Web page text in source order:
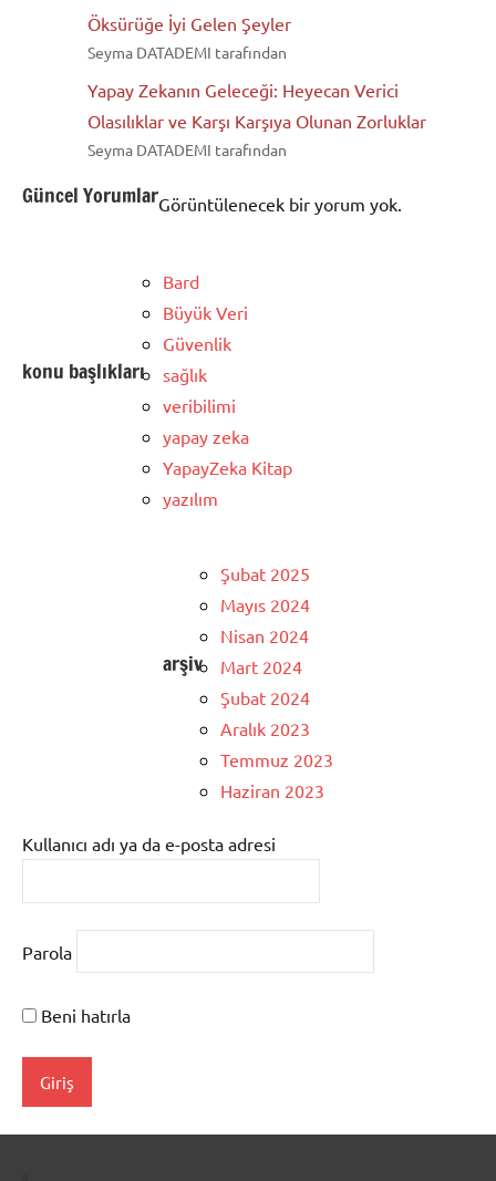
Öksürüğe İyi Gelen Şeyler
Seyma DATADEMI tarafından
Yapay Zekanın Geleceği: Heyecan Verici
Olasılıklar ve Karşı Karşıya Olunan Zorluklar
Seyma DATADEMI tarafından
Güncel YorumlarGörüntülenecek bir yorum yok.
konu başlıkları
Bard
Büyük Veri
Güvenlik
sağlık
veribilimi
yapay zeka
YapayZeka Kitap
yazılım
arşiv
Şubat 2025
Mayıs 2024
Nisan 2024
Mart 2024
Şubat 2024
Aralık 2023
Temmuz 2023
Haziran 2023
Kullanıcı adı ya da e-posta adresi
Parola
Beni hatırla